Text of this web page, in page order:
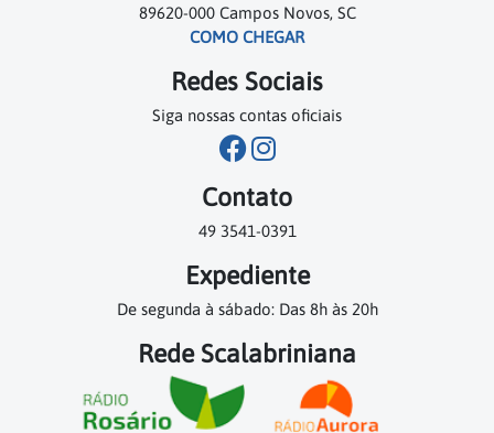
89620-000 Campos Novos, SC
COMO CHEGAR
Redes Sociais
Siga nossas contas oficiais
Contato
49 3541-0391
Expediente
De segunda à sábado: Das 8h às 20h
Rede Scalabriniana